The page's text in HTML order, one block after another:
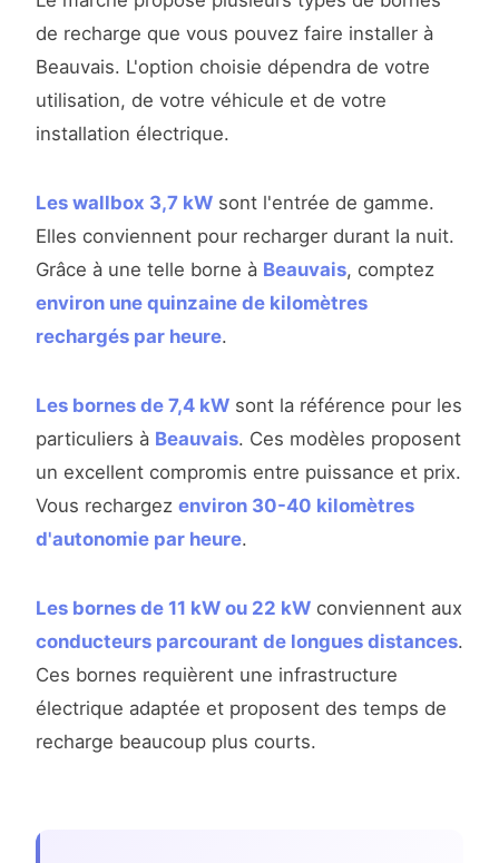
de recharge que vous pouvez faire installer à
Beauvais. L'option choisie dépendra de votre
utilisation, de votre véhicule et de votre
installation électrique.
Les wallbox 3,7 kW sont l'entrée de gamme.
Elles conviennent pour recharger durant la nuit.
Grâce à une telle borne à Beauvais, comptez
environ une quinzaine de kilomètres
rechargés par heure.
Les bornes de 7,4 kW sont la référence pour les
particuliers à Beauvais. Ces modèles proposent
un excellent compromis entre puissance et prix.
Vous rechargez environ 30-40 kilomètres
d'autonomie par heure.
Les bornes de 11 kW ou 22 kW conviennent aux
conducteurs parcourant de longues distances.
Ces bornes requièrent une infrastructure
électrique adaptée et proposent des temps de
recharge beaucoup plus courts.